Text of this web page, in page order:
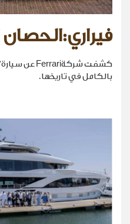
فيراري:الحصان
بالكامل في تاريخها.